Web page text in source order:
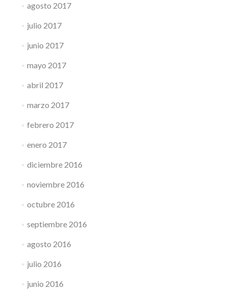
agosto 2017
julio 2017
junio 2017
mayo 2017
abril 2017
marzo 2017
febrero 2017
enero 2017
diciembre 2016
noviembre 2016
octubre 2016
septiembre 2016
agosto 2016
julio 2016
junio 2016